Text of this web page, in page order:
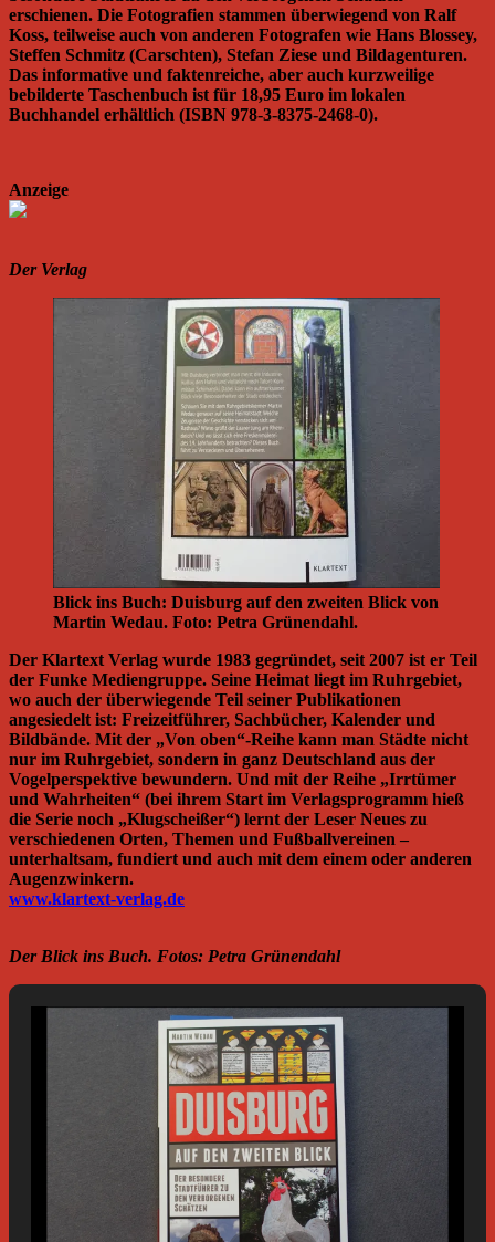
erschienen. Die Fotografien stammen überwiegend von Ralf
Koss, teilweise auch von anderen Fotografen wie Hans Blossey,
Steffen Schmitz (Carschten), Stefan Ziese und Bildagenturen.
Das informative und faktenreiche, aber auch kurzweilige
bebilderte Taschenbuch ist für 18,95 Euro im lokalen
Buchhandel erhältlich (ISBN 978-3-8375-2468-0).
Anzeige
Der Verlag
Blick ins Buch: Duisburg auf den zweiten Blick von
Martin Wedau. Foto: Petra Grünendahl.
Der Klartext Verlag wurde 1983 gegründet, seit 2007 ist er Teil
der Funke Mediengruppe. Seine Heimat liegt im Ruhrgebiet,
wo auch der überwiegende Teil seiner Publikationen
angesiedelt ist: Freizeitführer, Sachbücher, Kalender und
Bildbände. Mit der „Von oben“-Reihe kann man Städte nicht
nur im Ruhrgebiet, sondern in ganz Deutschland aus der
Vogelperspektive bewundern. Und mit der Reihe „Irrtümer
und Wahrheiten“ (bei ihrem Start im Verlagsprogramm hieß
die Serie noch „Klugscheißer“) lernt der Leser Neues zu
verschiedenen Orten, Themen und Fußballvereinen –
unterhaltsam, fundiert und auch mit dem einem oder anderen
Augenzwinkern.
www.klartext-verlag.de
Der Blick ins Buch. Fotos: Petra Grünendahl